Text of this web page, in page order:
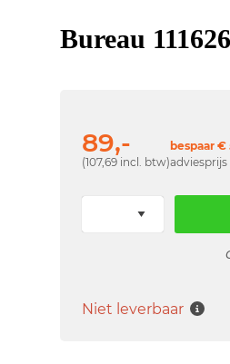
Bureau 111626
89,-
(107,69 incl. btw)
bespaar €
adviesprijs
Niet leverbaar